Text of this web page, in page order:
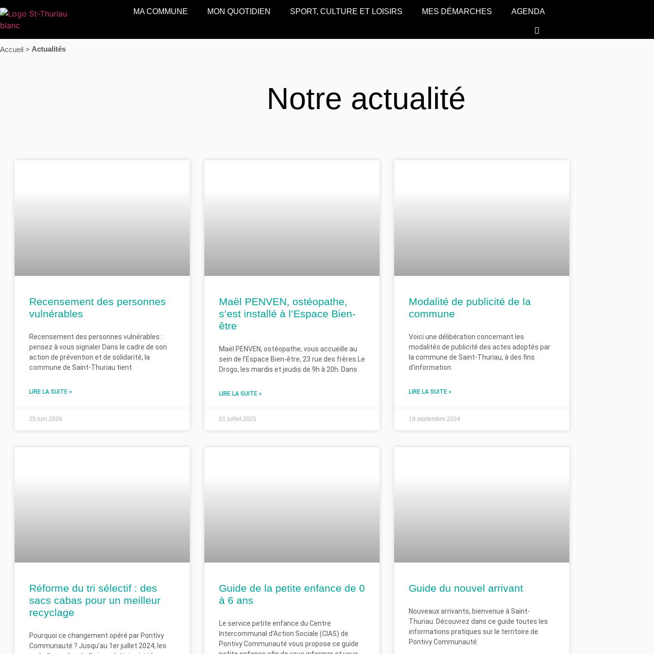
MA COMMUNE MON QUOTIDIEN SPORT, CULTURE ET LOISIRS MES DÉMARCHES AGENDA
Accueil > Actualités
Notre actualité
Recensement des personnes
vulnérables
Recensement des personnes vulnérables :
pensez à vous signaler Dans le cadre de son
action de prévention et de solidarité, la
commune de Saint-Thuriau tient
LIRE LA SUITE »
25 juin 2026
Maël PENVEN, ostéopathe,
s’est installé à l’Espace Bien-
être
Maël PENVEN, ostéopathe, vous accueille au
sein de l’Espace Bien-être, 23 rue des frères Le
Drogo, les mardis et jeudis de 9h à 20h. Dans
LIRE LA SUITE »
01 juillet 2025
Modalité de publicité de la
commune
Voici une délibération concernant les
modalités de publicité des actes adoptés par
la commune de Saint-Thuriau, à des fins
d’information.
LIRE LA SUITE »
19 septembre 2024
Réforme du tri sélectif : des
sacs cabas pour un meilleur
recyclage
Pourquoi ce changement opéré par Pontivy
Communauté ? Jusqu’au 1er juillet 2024, les
Guide de la petite enfance de 0
à 6 ans
Le service petite enfance du Centre
Intercommunal d’Action Sociale (CIAS) de
Pontivy Communauté vous propose ce guide
Guide du nouvel arrivant
Nouveaux arrivants, bienvenue à Saint-
Thuriau. Découvrez dans ce guide toutes les
informations pratiques sur le territoire de
Pontivy Communauté.